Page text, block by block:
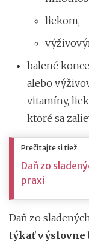
liekom,
balené
alebo
vitamíny,
ktoré sa
Prečítajte si tiež
Daň zo
praxi
Daň zo
týkať výslovne